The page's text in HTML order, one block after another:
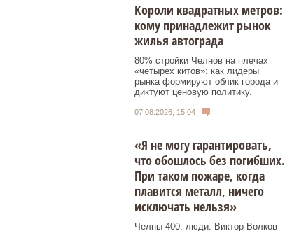
Короли квадратных метров:
кому принадлежит рынок
жилья автограда
80% стройки Челнов на плечах
«четырех китов»: как лидеры
рынка формируют облик города и
диктуют ценовую политику.
07.08.2026, 15:04
«Я не могу гарантировать,
что обошлось без погибших.
При таком пожаре, когда
плавится металл, ничего
исключать нельзя»
Челны-400: люди. Виктор Волков